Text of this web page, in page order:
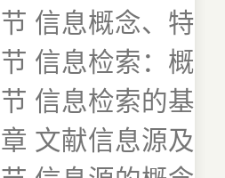
信息概念、特
信息检索：概
信息检索的基
文献信息源及